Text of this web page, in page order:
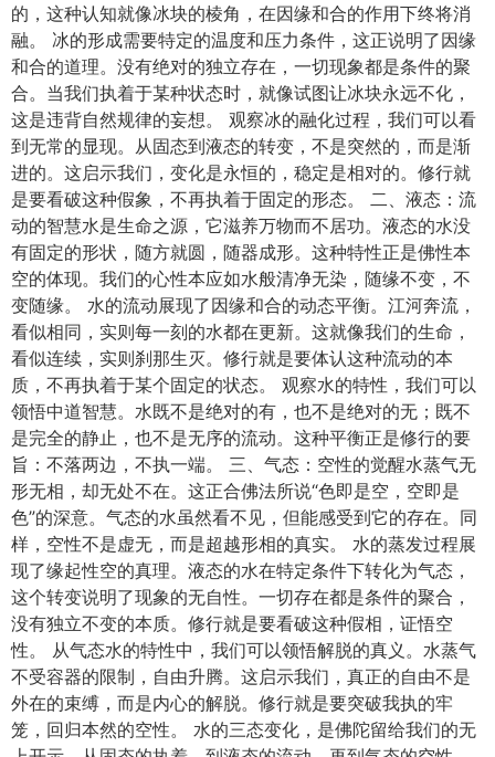
的，这种认知就像冰块的棱角，在因缘和合的作用下终将消
融。 冰的形成需要特定的温度和压力条件，这正说明了因缘
和合的道理。没有绝对的独立存在，一切现象都是条件的聚
合。当我们执着于某种状态时，就像试图让冰块永远不化，
这是违背自然规律的妄想。 观察冰的融化过程，我们可以看
到无常的显现。从固态到液态的转变，不是突然的，而是渐
进的。这启示我们，变化是永恒的，稳定是相对的。修行就
是要看破这种假象，不再执着于固定的形态。 二、液态：流
动的智慧水是生命之源，它滋养万物而不居功。液态的水没
有固定的形状，随方就圆，随器成形。这种特性正是佛性本
空的体现。我们的心性本应如水般清净无染，随缘不变，不
变随缘。 水的流动展现了因缘和合的动态平衡。江河奔流，
看似相同，实则每一刻的水都在更新。这就像我们的生命，
看似连续，实则刹那生灭。修行就是要体认这种流动的本
质，不再执着于某个固定的状态。 观察水的特性，我们可以
领悟中道智慧。水既不是绝对的有，也不是绝对的无；既不
是完全的静止，也不是无序的流动。这种平衡正是修行的要
旨：不落两边，不执一端。 三、气态：空性的觉醒水蒸气无
形无相，却无处不在。这正合佛法所说“色即是空，空即是
色”的深意。气态的水虽然看不见，但能感受到它的存在。同
样，空性不是虚无，而是超越形相的真实。 水的蒸发过程展
现了缘起性空的真理。液态的水在特定条件下转化为气态，
这个转变说明了现象的无自性。一切存在都是条件的聚合，
没有独立不变的本质。修行就是要看破这种假相，证悟空
性。 从气态水的特性中，我们可以领悟解脱的真义。水蒸气
不受容器的限制，自由升腾。这启示我们，真正的自由不是
外在的束缚，而是内心的解脱。修行就是要突破我执的牢
笼，回归本然的空性。 水的三态变化，是佛陀留给我们的无